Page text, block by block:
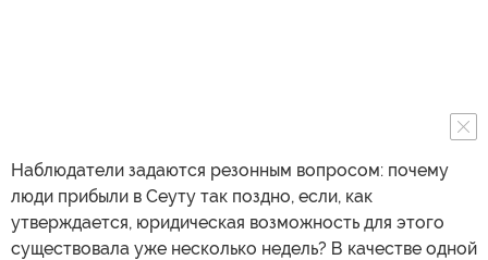
Наблюдатели задаются резонным вопросом: почему
люди прибыли в Сеуту так поздно, если, как
утверждается, юридическая возможность для этого
существовала уже несколько недель? В качестве одной